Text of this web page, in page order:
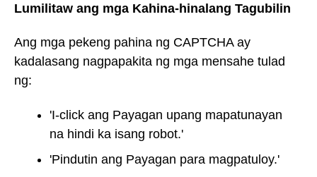
Lumilitaw ang mga Kahina-hinalang Tagubilin
Ang mga pekeng pahina ng CAPTCHA ay
kadalasang nagpapakita ng mga mensahe tulad
ng:
'I-click ang Payagan upang mapatunayan
na hindi ka isang robot.'
'Pindutin ang Payagan para magpatuloy.'